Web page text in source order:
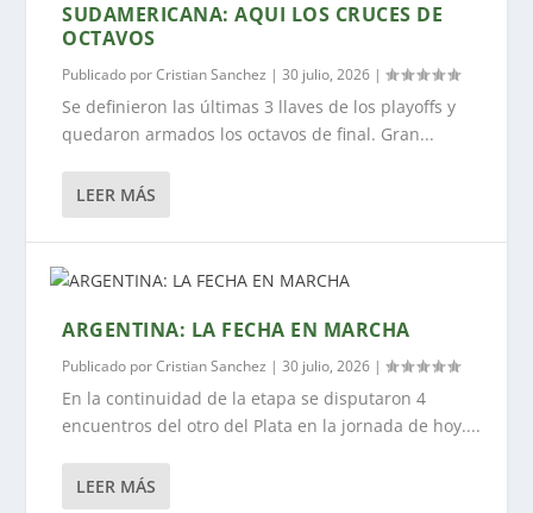
SUDAMERICANA: AQUI LOS CRUCES DE
OCTAVOS
Publicado porCristian Sanchez |30 julio, 2026 |
Se definieron las últimas 3 llaves de los playoffs y
quedaron armados los octavos de final. Gran...
LEER MÁS
ARGENTINA: LA FECHA EN MARCHA
Publicado porCristian Sanchez |30 julio, 2026 |
En la continuidad de la etapa se disputaron 4
encuentros del otro del Plata en la jornada de hoy....
LEER MÁS